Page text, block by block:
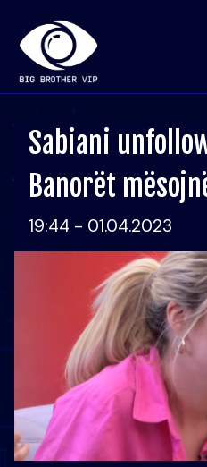
Sabiani
Banorët
19:44 - 01.04.2023